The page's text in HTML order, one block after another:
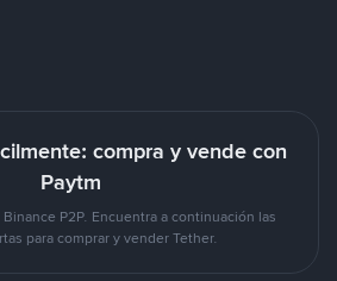
compra y vende con
Paytm
P2P. Encuentra a continuación las
para comprar y vender Tether.